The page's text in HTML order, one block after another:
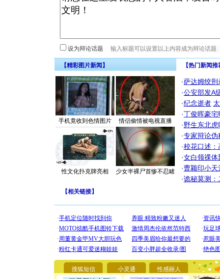
设为辩论话题
【精彩图片新闻】
手机竟收到色情图片 情侣偷情被电视直播
性文化扑克牌亮相 少女半裸尸首惨不忍睹
【热门新闻
·萨达姆绞刑
·公安部发A
·纪念逝者
·丁俊晖豪
·野生东北
·专家辩论伪
·校花口述：
·女白领祼体
·曹颖印小天
·诡秘莫测：
【相关链接】
搜狐短信 小灵通 性感丽人
[圣诞节]
你太多
要平安
[圣诞节]
能正大
都要快乐
如意,快
[元旦]看